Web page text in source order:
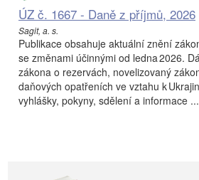
ÚZ č. 1667 - Daně z příjmů, 2026
Sagit, a. s.
Publikace obsahuje aktuální znění
se změnami účinnými od ledna 2026.
zákona o rezervách, novelizovaný
daňových opatřeních ve vztahu k
vyhlášky, pokyny, sdělení a informace ...